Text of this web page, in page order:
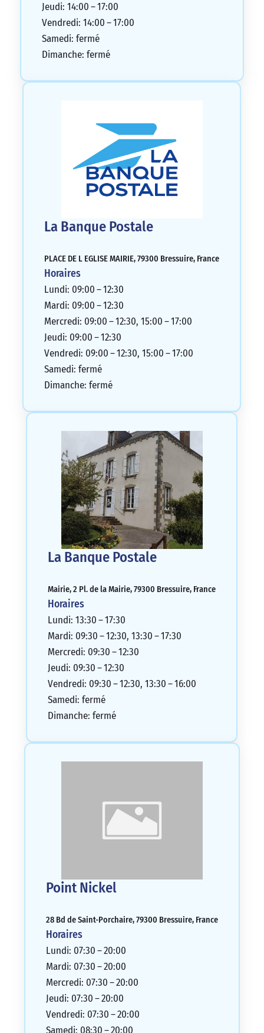
Jeudi: 14:00 – 17:00
Vendredi: 14:00 – 17:00
Samedi: fermé
Dimanche: fermé
La Banque Postale
PLACE DE L EGLISE MAIRIE, 79300 Bressuire, France
Horaires
Lundi: 09:00 – 12:30
Mardi: 09:00 – 12:30
Mercredi: 09:00 – 12:30, 15:00 – 17:00
Jeudi: 09:00 – 12:30
Vendredi: 09:00 – 12:30, 15:00 – 17:00
Samedi: fermé
Dimanche: fermé
La Banque Postale
Mairie, 2 Pl. de la Mairie, 79300 Bressuire, France
Horaires
Lundi: 13:30 – 17:30
Mardi: 09:30 – 12:30, 13:30 – 17:30
Mercredi: 09:30 – 12:30
Jeudi: 09:30 – 12:30
Vendredi: 09:30 – 12:30, 13:30 – 16:00
Samedi: fermé
Dimanche: fermé
Point Nickel
28 Bd de Saint-Porchaire, 79300 Bressuire, France
Horaires
Lundi: 07:30 – 20:00
Mardi: 07:30 – 20:00
Mercredi: 07:30 – 20:00
Jeudi: 07:30 – 20:00
Vendredi: 07:30 – 20:00
Samedi: 08:30 – 20:00